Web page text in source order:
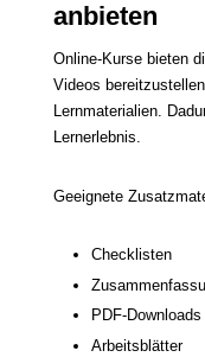
anbieten
Online-Kurse bieten
Videos
Lernmaterialien.
Lernerlebnis.
Geeignete
Checklisten
PDF-Downloads
Arbeitsblätter